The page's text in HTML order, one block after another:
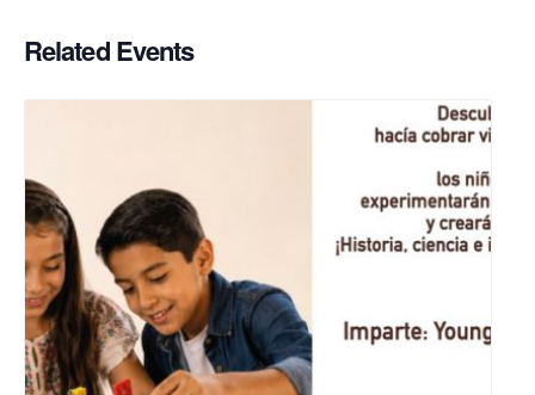
Related Events